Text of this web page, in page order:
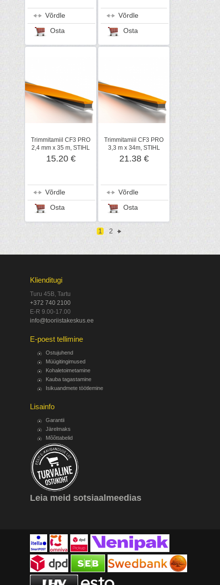
Võrdle
Osta
Võrdle
Osta
Trimmitamiil CF3 PRO
2,4 mm x 35 m, STIHL
15.20 €
Võrdle
Osta
Trimmitamiil CF3 PRO
3,3 m x 34m, STIHL
21.38 €
Võrdle
Osta
1 2
Klienditugi
Turu 45B, Tartu
+372 740 2100
E-R 9.00-17.00
info@tooriistakeskus.ee
E-poest tellimine
Ostujuhend
Müügitingimused
Kohaletoimetamine
Kauba tagastamine
Isikuandmete töötlemine
Lisainfo
Garantii
Järelmaks
Mõõttabelid
Leia meid sotsiaalmeedias